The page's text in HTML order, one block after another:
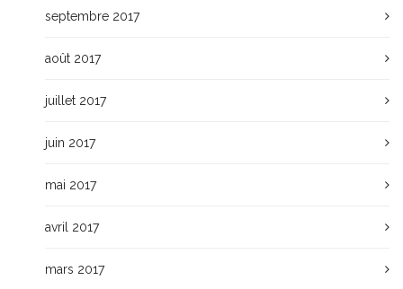
septembre 2017
août 2017
juillet 2017
juin 2017
mai 2017
avril 2017
mars 2017